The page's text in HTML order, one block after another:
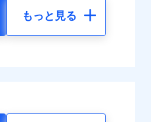
もっと見る